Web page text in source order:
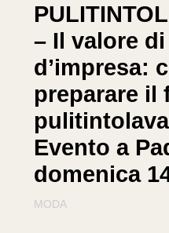
– Il valore
d’impresa:
preparare il
Evento a
domenica
MODA